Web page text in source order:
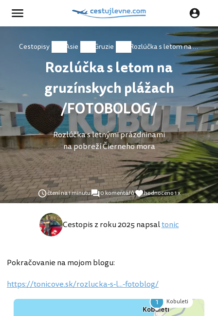
Cestopisy Asie Gruzie Rozlúčka s letom na gruzínskych plážach /FOTOBOLOG/
Rozlúčka s letom na
gruzínskych plážach
/FOTOBOLOG/
Rozlúčka s letnými prázdninami
na pobreží Čierneho mora
čtení na 1 minutu 0 komentářů hodnoceno 1 x
Cestopis z roku 2025 napsaltonic
Pokračovanie na mojom blogu:
https://tonicove.sk/rozlucka-s-l...-fotoblog/
1
Kobuleti